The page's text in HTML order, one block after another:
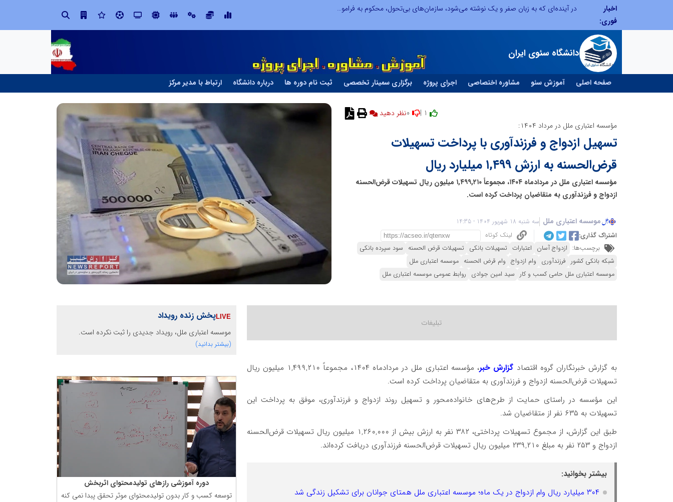
اخبار
فوری:
در آینده‌ای که به زبان صفر و یک نوشته می‌شود، سازمان‌های بی‌تحول، محکوم به فراموشی‌اند نوآوری و یادگیری دیجیتال؛ کلید تحول در مدیریت مدارس فردا
دانشگاه سئوی ایران
صفحه اصلی آموزش سئو مشاوره اختصاصی اجرای پروژه برگزاری سمینار تخصصی ثبت نام دوره ها درباره دانشگاه ارتباط با مدیر مرکز
نظر دهید
مؤسسه اعتباری ملل در مرداد ۱۴۰۴:
تسهیل ازدواج و فرزندآوری با پرداخت تسهیلات
قرض‌الحسنه به ارزش ۱,۴۹۹ میلیارد ریال
مؤسسه اعتباری ملل در مردادماه ۱۴۰۴، مجموعاً ۱,۴۹۹,۲۱۰ میلیون ریال تسهیلات قرض‌الحسنه
ازدواج و فرزندآوری به متقاضیان پرداخت کرده است.
موسسه اعتباری ملل سه شنبه 18 شهریور 1404 - 14:35
اشتراک گذاری:
لینک کوتاه
برچسب‌ها: ازدواج آسان اعتبارات تسهیلات بانکی تسهیلات قرض الحسنه سود سپرده بانکی
شبکه بانکی کشور فرزندآوری وام ازدواج وام قرض الحسنه موسسه اعتباری ملل
موسسه اعتباری ملل حامی کسب و کار سید امین جوادی روابط عمومی موسسه اعتباری ملل
به گزارش خبرنگاران گروه اقتصاد گزارش خبر
، مؤسسه اعتباری ملل در مردادماه ۱۴۰۴، مجموعاً ۱,۴۹۹,۲۱۰ میلیون ریال
تسهیلات قرض‌الحسنه ازدواج و فرزندآوری به متقاضیان پرداخت کرده است.
این مؤسسه در راستای حمایت از طرح‌های خانواده‌محور و تسهیل روند ازدواج و فرزندآوری، موفق به پرداخت این
تسهیلات به ۶۳۵ نفر از متقاضیان شد.
طبق این گزارش، از مجموع تسهیلات پرداختی، ۳۸۲ نفر به ارزش بیش از ۱,۲۶۰,۰۰۰ میلیون ریال تسهیلات قرض‌الحسنه
ازدواج و ۲۵۳ نفر به مبلغ ۲۳۹,۲۱۰ میلیون ریال تسهیلات قرض‌الحسنه فرزندآوری دریافت کرده‌اند.
بیشتر بخوانید:
۳۰۴ میلیارد ریال وام ازدواج در یک ماه؛ موسسه اعتباری ملل همتای جوانان برای تشکیل زندگی شد
پخش زنده رویداد
موسسه اعتباری ملل، رویداد جدیدی را ثبت نکرده است.
(بیشتر بدانید)
دوره آموزشی رازهای تولیدمحتوای اثربخش
توسعه كسب و كار بدون تولیدمحتوای موثر تحقق پبدا نمی كنه